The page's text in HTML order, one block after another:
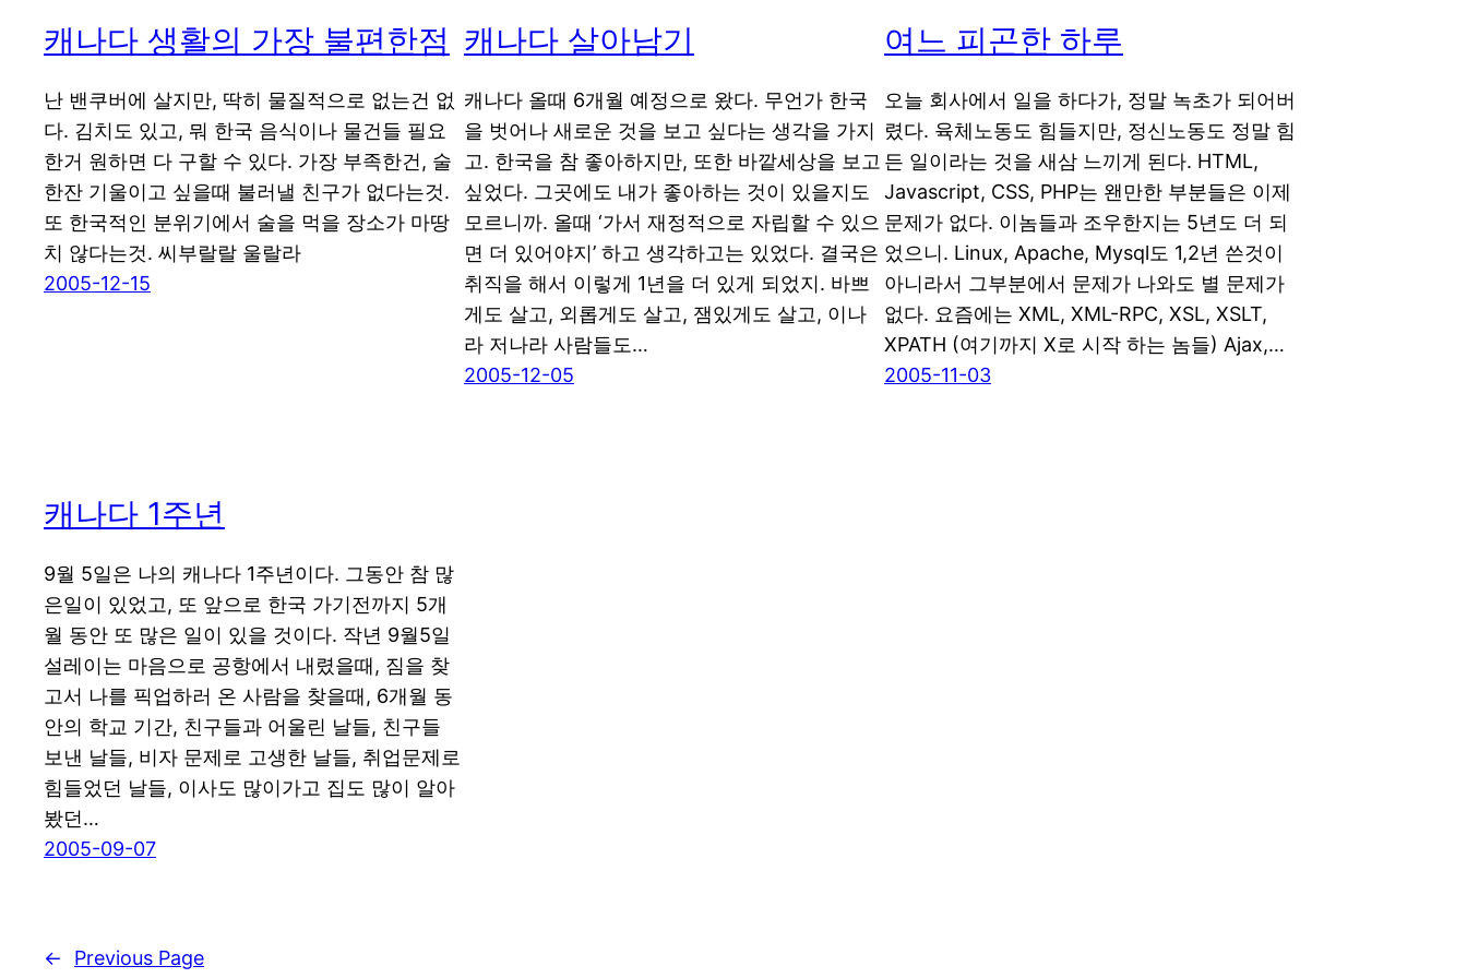
캐나다 생활의 가장 불편한점
난 밴쿠버에 살지만, 딱히 물질적으로 없는건 없
다. 김치도 있고, 뭐 한국 음식이나 물건들 필요
한거 원하면 다 구할 수 있다. 가장 부족한건, 술
한잔 기울이고 싶을때 불러낼 친구가 없다는것.
또 한국적인 분위기에서 술을 먹을 장소가 마땅
치 않다는것. 씨부랄랄 울랄라
2005-12-15
캐나다 살아남기
캐나다 올때 6개월 예정으로 왔다. 무언가 한국
을 벗어나 새로운 것을 보고 싶다는 생각을 가지
고. 한국을 참 좋아하지만, 또한 바깥세상을 보고
싶었다. 그곳에도 내가 좋아하는 것이 있을지도
모르니까. 올때 ‘가서 재정적으로 자립할 수 있으
면 더 있어야지’ 하고 생각하고는 있었다. 결국은
취직을 해서 이렇게 1년을 더 있게 되었지. 바쁘
게도 살고, 외롭게도 살고, 잼있게도 살고, 이나
라 저나라 사람들도…
2005-12-05
여느 피곤한 하루
오늘 회사에서 일을 하다가, 정말 녹초가 되어버
렸다. 육체노동도 힘들지만, 정신노동도 정말 힘
든 일이라는 것을 새삼 느끼게 된다. HTML,
Javascript, CSS, PHP는 왠만한 부분들은 이제
문제가 없다. 이놈들과 조우한지는 5년도 더 되
었으니. Linux, Apache, Mysql도 1,2년 쓴것이
아니라서 그부분에서 문제가 나와도 별 문제가
없다. 요즘에는 XML, XML-RPC, XSL, XSLT,
XPATH (여기까지 X로 시작 하는 놈들) Ajax,…
2005-11-03
캐나다 1주년
9월 5일은 나의 캐나다 1주년이다. 그동안 참 많
은일이 있었고, 또 앞으로 한국 가기전까지 5개
월 동안 또 많은 일이 있을 것이다. 작년 9월5일
설레이는 마음으로 공항에서 내렸을때, 짐을 찾
고서 나를 픽업하러 온 사람을 찾을때, 6개월 동
안의 학교 기간, 친구들과 어울린 날들, 친구들
보낸 날들, 비자 문제로 고생한 날들, 취업문제로
힘들었던 날들, 이사도 많이가고 집도 많이 알아
봤던…
2005-09-07
← Previous Page